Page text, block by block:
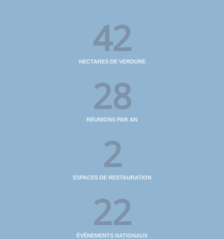
HECTARES DE VERDURE
42
RÉUNIONS PAR AN
28
ESPACES DE RESTAURATION
2
ÉVÈNEMENTS NATIONAUX
22